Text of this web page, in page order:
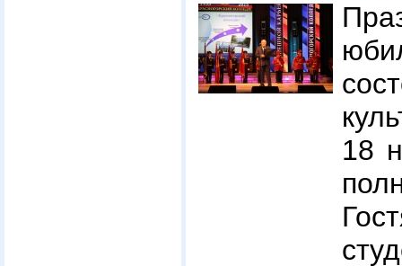
18